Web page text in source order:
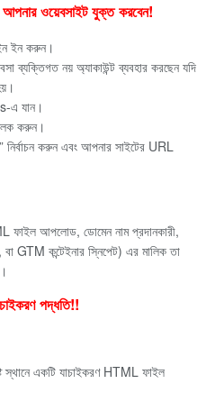
আপনার ওয়েবসাইট যুক্ত করবেন!
ইন করুন।
ব্যক্তিগত নয় অ্যাকাউন্ট ব্যবহার করছেন যদি
যান।
করুন।
নির্বাচন করুন এবং আপনার সাইটের URL
ফাইল আপলোড, ডোমেন নাম প্রদানকারী,
GTM কন্টেইনার স্নিপেট) এর মালিক তা
পদ্ধতি!!
স্থানে একটি যাচাইকরণ HTML ফাইল